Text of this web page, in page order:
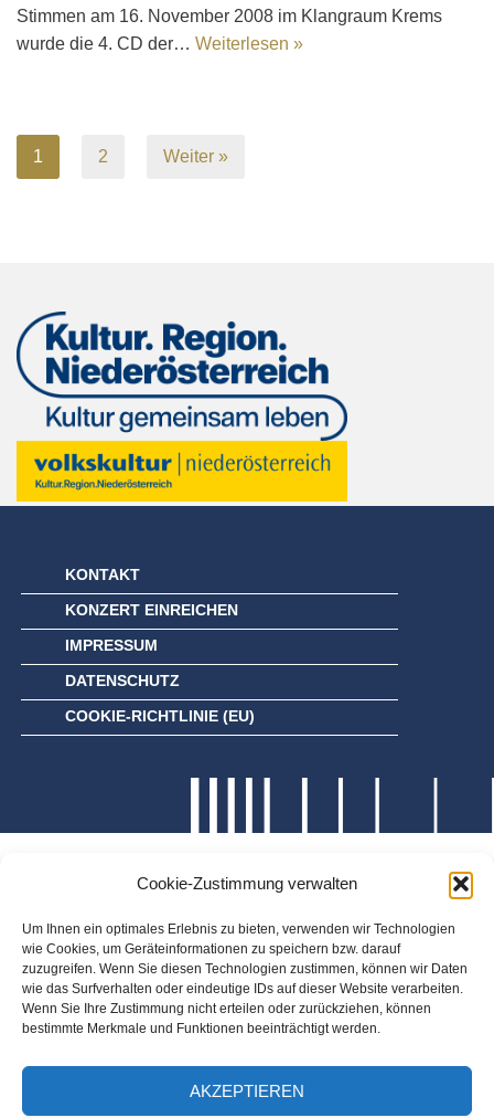
Cookie-Zustimmung verwalten
Um Ihnen ein optimales Erlebnis zu bieten, verwenden wir Technologien
wie Cookies, um Geräteinformationen zu speichern bzw. darauf
zuzugreifen. Wenn Sie diesen Technologien zustimmen, können wir Daten
wie das Surfverhalten oder eindeutige IDs auf dieser Website verarbeiten.
Wenn Sie Ihre Zustimmung nicht erteilen oder zurückziehen, können
bestimmte Merkmale und Funktionen beeinträchtigt werden.
AKZEPTIEREN
Stimmen am 16. November 2008 im Klangraum Krems
wurde die 4. CD der… Weiterlesen »
1 2 Weiter »
KONTAKT
KONZERT EINREICHEN
IMPRESSUM
DATENSCHUTZ
COOKIE-RICHTLINIE (EU)